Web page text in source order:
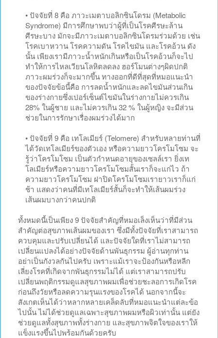
• ปัจจัยที่ 8 คือ ภาวะเมตาบอลิกซินโดรม (Metabolic
Syndrome) มีการศึกษาพบว่าผู้ที่เป็นโรคศีรษะล้าน
ศีรษะบาง มักจะมีภาวะเมตาบอลิกซินโดรมร่วมด้วย เช่น
โรคเบาหวาน โรคความดัน โรคไขมัน และโรคอ้วน ดัง
นั้น เพียงเรามีภาวะน้ำหนักเกินหรือเป็นโรคอ้วนก็จะไป
ทำให้การไหลเวียนโลหิตลดลง ฮอร์โมนต่างๆผิดปกติ
ภาวะผมร่วงก็จะมากขึ้น ทางออกที่ดีที่สุดที่หมอแนะนำ
ของปัจจัยข้อนี้คือ การลดน้ำหนักและลดไขมันส่วนเกิน
ของร่างกายซึ่งเปอร์เซ็นต์ไขมันในร่างกายไม่ควรเกิน
28% ในผู้ชาย และไม่ควรเกิน 32 % ในผู้หญิง จะมีส่วน
ช่วยในการรักษาเรื่องผมร่วงได้มาก
• ปัจจัยที่ 9 คือ เทโลเมียร์ (Telomere) สำหรับหลายท่านที่
ได้วัดเทโลเมียร์ของตัวเอง หรือความยาวโครโมโซม จะ
รู้ว่าโครโมโซม เป็นตัวกำหนดอายุของเซลล์เรา ยิ่งเท
โลเมียร์หรือความยาวโครโมโซมสั้นเราก็จะแก่ไว ถ้า
ความยาวโครโมโซม ฝาปิดโครโมโซมเรายาวเราก็แก่
ช้า แสดงว่าคนที่มีเทโลเมียร์สั้นก็จะทำให้เส้นผมร่วง
เส้นผมบางกว่าคนปกติ
ทั้งหมดนี้เป็นเพียง 9 ปัจจัยสำคัญที่หมอเล็งเห็นว่าที่มีส่วน
สำคัญต่อสุขภาพเส้นผมของเรา ซึ่งมีทั้งปัจจัยที่เราสามารถ
ควบคุมและปรับเปลี่ยนได้ และปัจจัยใดที่เราไม่สามารถ
เปลี่ยนแปลงได้อย่างปัจจัยด้านพันธุกรรม ผู้อ่านทุกท่าน
อย่าเป็นกังวลกันไปครับ เพราะแม้เราจะป้องกันหรือหลีก
เลี่ยงโรคที่เกิดจากพันธุกรรมไม่ได้ แต่เราสามารถปรับ
เปลี่ยนพฤติกรรมดูแลสุขภาพผมเพื่อช่วยชะลอการเกิดโรค
ก่อนถึงวัยหรือลดความรุนแรงของโรคได้ นอกจากนี้จะ
สังเกตเห็นได้ว่าหลากหลายเคล็ดลับที่หมอแนะนำแต่ละข้อ
ไปนั้น ไม่ได้ช่วยดูแลเฉพาะสุขภาพผมหรือผิวเท่านั้น แต่ยัง
ช่วยดูแลทั้งสุขภาพทั้งร่างกาย และสุขภาพจิตใจของเราให้
แข็งแรงขึ้นไปพร้อมกันด้วยครับ